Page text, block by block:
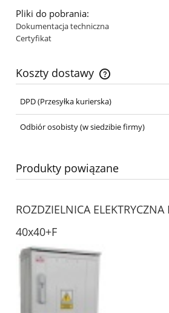
Pliki do pobrania:
Dokumentacja techniczna
Certyfikat
Koszty dostawy
DPD(Przesyłka kurierska)
Odbiór osobisty(w siedzibie firmy)
Produkty powiązane
ROZDZIELNICA
40x40+F